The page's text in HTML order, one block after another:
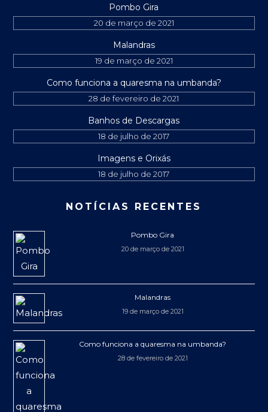
Pombo Gira
20 de março de 2021
Malandras
19 de março de 2021
Como funciona a quaresma na umbanda?
28 de fevereiro de 2021
Banhos de Descargas
18 de julho de 2017
Imagens e Orixás
18 de julho de 2017
NOTÍCIAS RECENTES
Pombo Gira
20 de março de 2021
Malandras
19 de março de 2021
Como funciona a quaresma na umbanda?
28 de fevereiro de 2021